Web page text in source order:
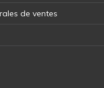
de ventes